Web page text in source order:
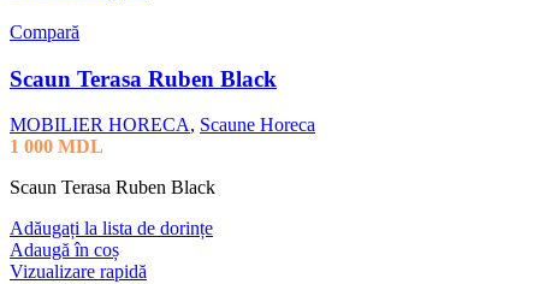
Compară
Scaun Terasa Ruben Black
MOBILIER HORECA, Scaune Horeca
1 000 MDL
Scaun Terasa Ruben Black
Adăugați la lista de dorințe
Adaugă în coș
Vizualizare rapidă